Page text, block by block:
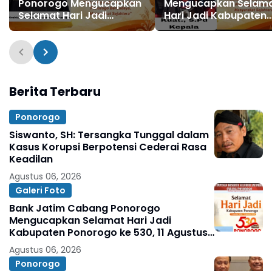
Ponorogo Mengucapkan
Selamat Hari Jadi
Kabupaten Ponorogo ke
530 11 Agustus 1496 - 11
Agustus 2026
Mengucapkan
Hari Jadi Kabupaten
Ponorogo ke 530, 11
Berita Terbaru
Ponorogo
Siswanto, SH: Tersangka Tunggal dalam
Kasus Korupsi Berpotensi Cederai Rasa
Keadilan
Agustus 06, 2026
Galeri Foto
Bank Jatim Cabang Ponorogo
Mengucapkan Selamat Hari Jadi
Kabupaten Ponorogo ke 530, 11 Agustus
1496 - 11 Agustus 2026
Agustus 06, 2026
Ponorogo